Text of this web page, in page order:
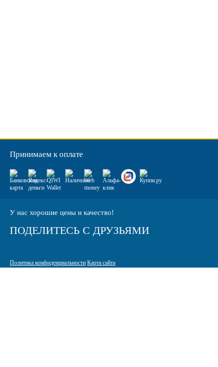
Принимаем к оплате
У нас хорошие цены и качество!
ПОДЕЛИТЕСЬ С ДРУЗЬЯМИ
Политика конфиденциальности Карта сайта